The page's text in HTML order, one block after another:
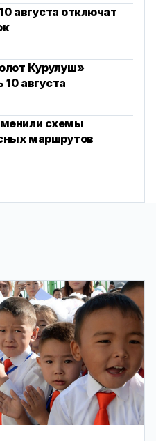
августа отключат
Курулуш»
10 августа
схемы
маршрутов